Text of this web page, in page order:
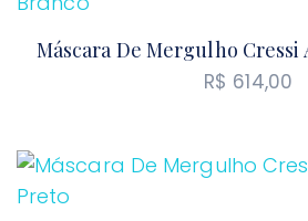
Máscara De Mergulho Cressi
R$ 614,00